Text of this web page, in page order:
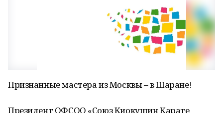
Признанные мастера из Москвы – в Шаране!
Президент ОФСОО «Союз Киокушин Карате